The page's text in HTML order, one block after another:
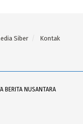
Siber Kontak
BERITA NUSANTARA